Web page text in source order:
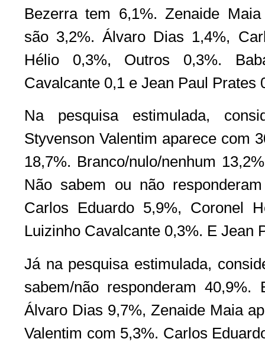
Bezerra tem 6,1%. Zenaide
são 3,2%. Álvaro Dias 1,4%,
Hélio 0,3%, Outros 0,3%.
Cavalcante 0,1 e Jean Paul Prates
Na pesquisa estimulada,
Styvenson Valentim aparece com
18,7%. Branco/nulo/nenhum
Não sabem ou não
Carlos Eduardo 5,9%, Coronel
Luizinho Cavalcante 0,3%. E Jean
Já na pesquisa estimulada,
sabem/não responderam 40,9%.
Álvaro Dias 9,7%, Zenaide Maia
Valentim com 5,3%. Carlos